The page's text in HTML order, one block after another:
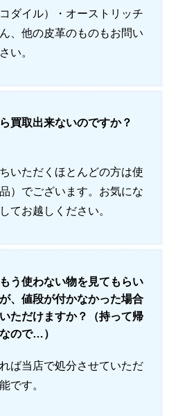
ダイル）・オーストリッチ
、他の皮革のものもお問い
い。
買取出来ないのですか？
いただくほとんどの方は使
）でございます。お気にな
てお越しください。
う使わない物を見てもらい
、値段が付かなかった場合
ただけますか？（持って帰
ので…）
ば当店で処分させていただ
です。